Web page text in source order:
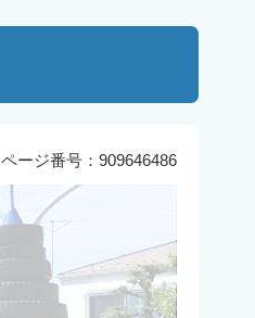
ページ番号：909646486